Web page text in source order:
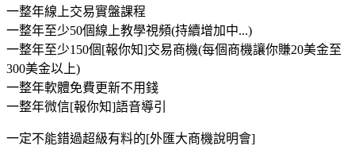
一整年線上交易實盤課程
一整年至少50個線上教學視頻(持續增加中...)
一整年至少150個[報你知]交易商機(每個商機讓你賺20美金至
300美金以上)
一整年軟體免費更新不用錢
一整年微信[報你知]語音導引
一定不能錯過超級有料的[外匯大商機說明會]